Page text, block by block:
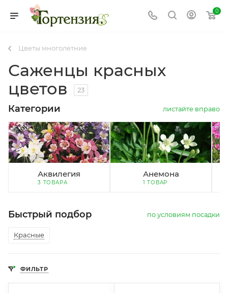
0
Цветы многолетние
Саженцы красных
цветов
23
Категории листайте вправо
Аквилегия
3 ТОВАРА
Анемона
1 ТОВАР
Быстрый подбор по условиям посадки
Красные
ФИЛЬТР